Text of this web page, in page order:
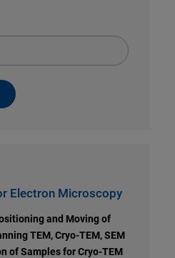
Electron Microscopy
and Moving of
TEM, Cryo-TEM, SEM
of Samples for Cryo-TEM